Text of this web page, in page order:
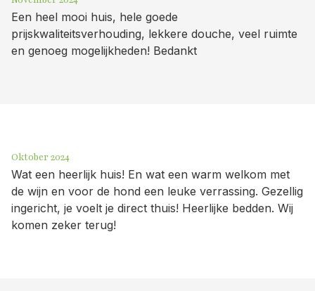
Een heel mooi huis, hele goede
prijskwaliteitsverhouding, lekkere douche, veel ruimte
en genoeg mogelijkheden! Bedankt
Oktober 2024
Wat een heerlijk huis! En wat een warm welkom met
de wijn en voor de hond een leuke verrassing. Gezellig
ingericht, je voelt je direct thuis! Heerlijke bedden. Wij
komen zeker terug!